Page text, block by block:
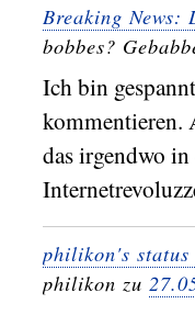
Breaking News:
bobbes?
Ich bin
kommentieren.
das irgendwo
philikon's status
philikon zu